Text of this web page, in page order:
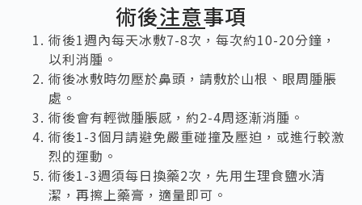
術後注意事項
術後1週內每天冰敷7-8次，每次約10-20分鐘，
以利消腫。
術後冰敷時勿壓於鼻頭，請敷於山根、眼周腫脹
處。
術後會有輕微腫脹感，約2-4周逐漸消腫。
術後1-3個月請避免嚴重碰撞及壓迫，或進行較激
烈的運動。
術後1-3週須每日換藥2次，先用生理食鹽水清
潔，再擦上藥膏，適量即可。